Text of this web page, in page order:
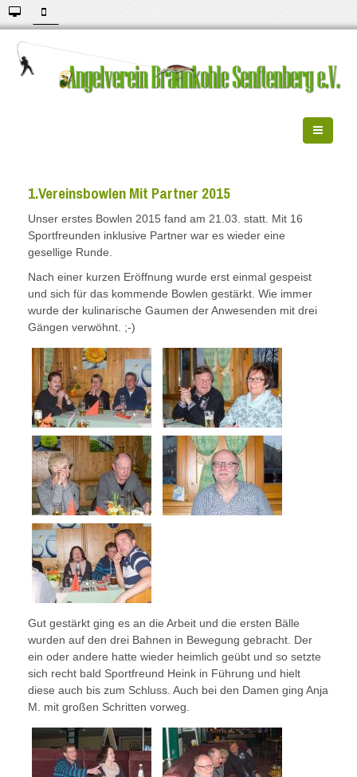
1.Vereinsbowlen Mit Partner 2015
Unser erstes Bowlen 2015 fand am 21.03. statt. Mit 16
Sportfreunden inklusive Partner war es wieder eine
gesellige Runde.
Nach einer kurzen Eröffnung wurde erst einmal gespeist
und sich für das kommende Bowlen gestärkt. Wie immer
wurde der kulinarische Gaumen der Anwesenden mit drei
Gängen verwöhnt. ;-)
Gut gestärkt ging es an die Arbeit und die ersten Bälle
wurden auf den drei Bahnen in Bewegung gebracht. Der
ein oder andere hatte wieder heimlich geübt und so setzte
sich recht bald Sportfreund Heink in Führung und hielt
diese auch bis zum Schluss. Auch bei den Damen ging Anja
M. mit großen Schritten vorweg.